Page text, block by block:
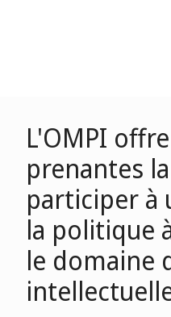
L'OMPI
prenantes
participer à
la politique
le domaine